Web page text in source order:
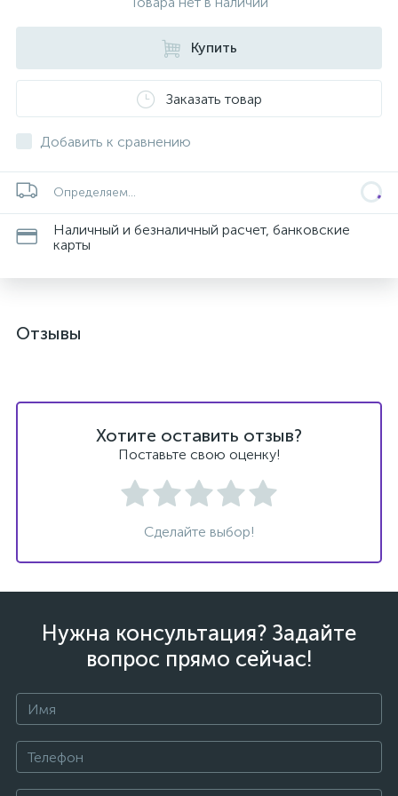
Купить
Заказать товар
Добавить к сравнению
Определяем...
Наличный и безналичный расчет, банковские
карты
Отзывы
Хотите оставить отзыв?
Поставьте свою оценку!
Сделайте выбор!
Нужна консультация? Задайте
вопрос прямо сейчас!